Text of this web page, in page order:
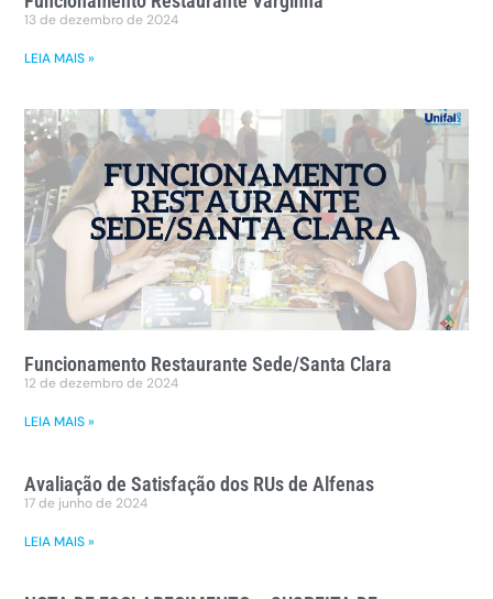
13 de dezembro de 2024
LEIA MAIS »
Funcionamento Restaurante Sede/Santa Clara
12 de dezembro de 2024
LEIA MAIS »
Avaliação de Satisfação dos RUs de Alfenas
17 de junho de 2024
LEIA MAIS »